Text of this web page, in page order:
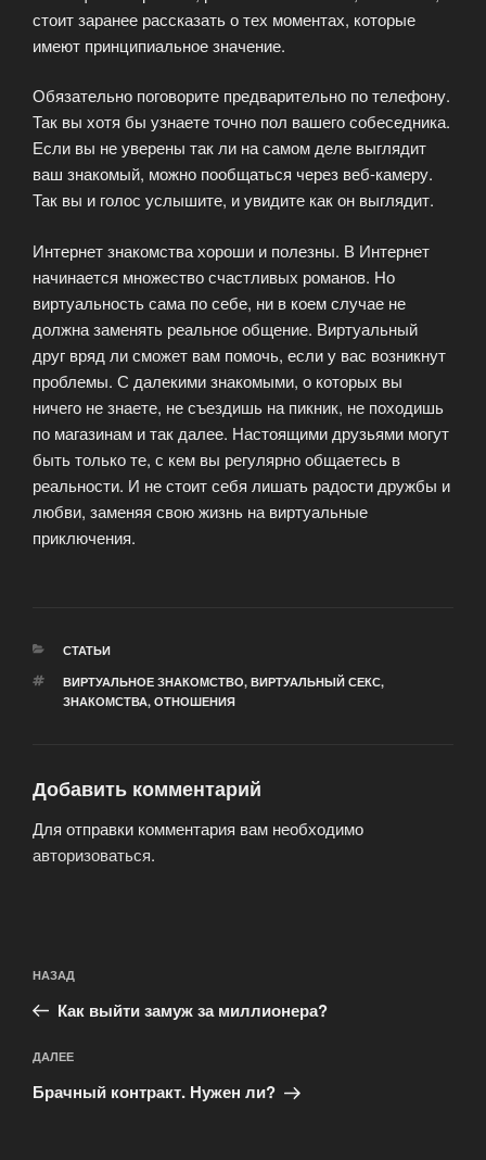
стоит заранее рассказать о тех моментах, которые
имеют принципиальное значение.
Обязательно поговорите предварительно по телефону.
Так вы хотя бы узнаете точно пол вашего собеседника.
Если вы не уверены так ли на самом деле выглядит
ваш знакомый, можно пообщаться через веб-камеру.
Так вы и голос услышите, и увидите как он выглядит.
Интернет знакомства хороши и полезны. В Интернет
начинается множество счастливых романов. Но
виртуальность сама по себе, ни в коем случае не
должна заменять реальное общение. Виртуальный
друг вряд ли сможет вам помочь, если у вас возникнут
проблемы. С далекими знакомыми, о которых вы
ничего не знаете, не съездишь на пикник, не походишь
по магазинам и так далее. Настоящими друзьями могут
быть только те, с кем вы регулярно общаетесь в
реальности. И не стоит себя лишать радости дружбы и
любви, заменяя свою жизнь на виртуальные
приключения.
РУБРИКИ
СТАТЬИ
МЕТКИ
ВИРТУАЛЬНОЕ ЗНАКОМСТВО, ВИРТУАЛЬНЫЙ СЕКС,
ЗНАКОМСТВА, ОТНОШЕНИЯ
Добавить комментарий
Для отправки комментария вам необходимо
авторизоваться.
по
записям
Предыдущая
запись:
НАЗАД
Как выйти замуж за миллионера?
Следующая
запись
ДАЛЕЕ
Брачный контракт. Нужен ли?